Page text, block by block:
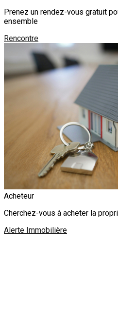
Prenez un rendez-vous gratuit
ensemble
Rencontre
Acheteur
Cherchez-vous à acheter la
Alerte Immobilière